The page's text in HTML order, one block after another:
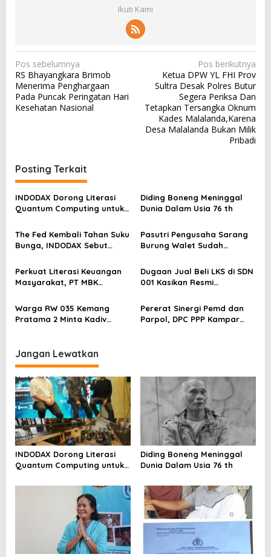
Ikuti Kami
N
a
v
i
s
i
p
o
s
Pos sebelumnya
RS Bhayangkara Brimob
Menerima Penghargaan
Pada Puncak Peringatan Hari
Kesehatan Nasional
Pos berikutnya
Ketua DPW YL FHI Prov
Sultra Desak Polres Butur
Segera Periksa Dan
Tetapkan Tersangka Oknum
Kades Malalanda,Karena
Desa Malalanda Bukan Milik
Pribadi
Posting Terkait
INDODAX Dorong Literasi
Quantum Computing untuk
Blockchain
Diding Boneng Meninggal
Dunia Dalam Usia 76 th
The Fed Kembali Tahan Suku
Bunga, INDODAX Sebut
Sentimen Pasar
Pasutri Pengusaha Sarang
Burung Walet Sudah
Pelapor Desak Polda Jambi
Segera Lakukan Penahanan
Perkuat Literasi Keuangan
Masyarakat, PT MBK
Karpet Masjid di Pakuhaji
Dugaan Jual Beli LKS di SDN
001 Kasikan Resmi
Kampar, Pemred – Pimum
Metroterkini.id Desak Usut
Kasus Ini
Warga RW 035 Kemang
Pratama 2 Minta Kadiv
Metro Bekasi Kota
Pererat Sinergi Pemd dan
Parpol, DPC PPP Kampar
Jangan Lewatkan
INDODAX Dorong Literasi
Quantum Computing untuk
Blockchain
Diding Boneng Meninggal
Dunia Dalam Usia 76 th